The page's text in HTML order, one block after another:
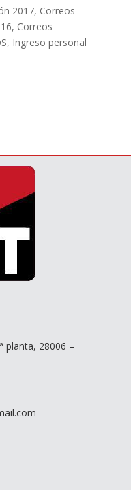
2017, Correos
, Correos
, Ingreso personal
planta, 28006 –